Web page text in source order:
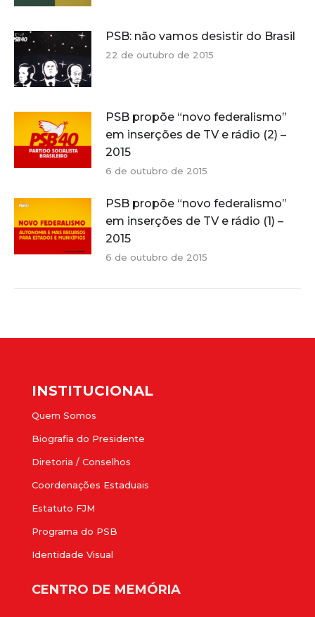
PSB: não vamos desistir do Brasil
22 de outubro de 2015
PSB propõe “novo federalismo”
em inserções de TV e rádio (2) –
2015
6 de outubro de 2015
PSB propõe “novo federalismo”
em inserções de TV e rádio (1) –
2015
6 de outubro de 2015
INSTITUCIONAL
Quem Somos
Biografia do Presidente
Diretoria / Conselhos
Coordenações Estaduais
Estatuto FJM
Programa do PSB
Identidade Visual
CENTRO DE MEMÓRIA